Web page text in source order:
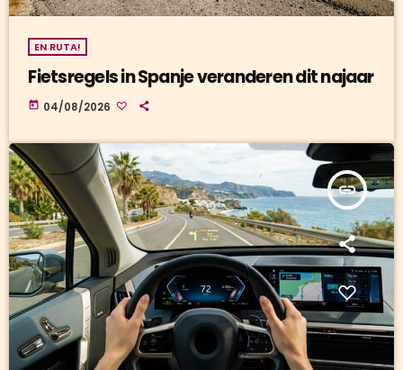
EN RUTA!
Fietsregels in Spanje veranderen dit najaar
today 04/08/2026
insert_link